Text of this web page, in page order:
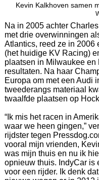
Kevin Kalkhoven samen
Na in 2005 achter
met drie overwinningen
Atlantics, reed ze in 2006
(het huidige KV Racing)
plaatsen in Milwaukee en
resultaten. Na haar
Europa om met een Audi
tweederangs materiaal
twaalfde plaatsen op
“Ik mis het racen in
waar we heen gingen,”
rijdster tegen
vooral mijn vrienden,
was mijn thuis en nu ik
opnieuw thuis. IndyCar is
voor een rijder. Ik denk